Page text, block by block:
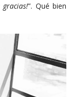
gracias!”. Qué bien